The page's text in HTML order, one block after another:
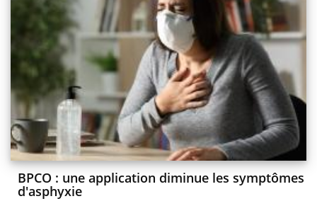
BPCO : une application diminue les symptômes
d'asphyxie